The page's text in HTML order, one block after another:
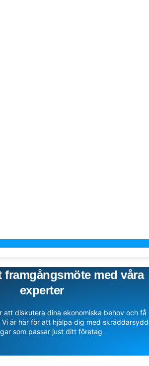
framgångsmöte med våra
experter
att diskutera dina ekonomiska behov och få
är här för att hjälpa dig med
som passar just ditt företag